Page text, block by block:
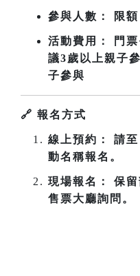
參與人數： 限
活動費用： 門
議3歲以上親子
子參與
🔗 報名方式
線上預約： 請
動名稱報名。
現場報名： 保
售票大廳詢問。